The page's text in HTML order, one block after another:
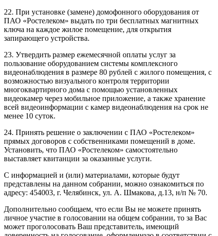
22. При установке (замене) домофонного оборудования от
ПАО «Ростелеком» выдать по три бесплатных магнитных
ключа на каждое жилое помещение, для открытия
запирающего устройства.
23. Утвердить размер ежемесячной оплаты услуг за
пользование оборудованием системы комплексного
видеонаблюдения в размере 80 рублей с жилого помещения, с
возможностью визуального контроля территории
многоквартирного дома с помощью установленных
видеокамер через мобильное приложение, а также хранение
всей видеоинформации с камер видеонаблюдения на срок не
менее 10 суток.
24. Принять решение о заключении с ПАО «Ростелеком»
прямых договоров с собственниками помещений в доме.
Установить, что ПАО «Ростелеком» самостоятельно
выставляет квитанции за оказанные услуги.
С информацией и (или) материалами, которые будут
представлены на данном собрании, можно ознакомиться по
адресу: 454003, г. Челябинск, ул. А. Шмакова, д.13, н/п № 70.
Дополнительно сообщаем, что если Вы не можете принять
личное участие в голосовании на общем собрании, то за Вас
может проголосовать Ваш представитель, имеющий